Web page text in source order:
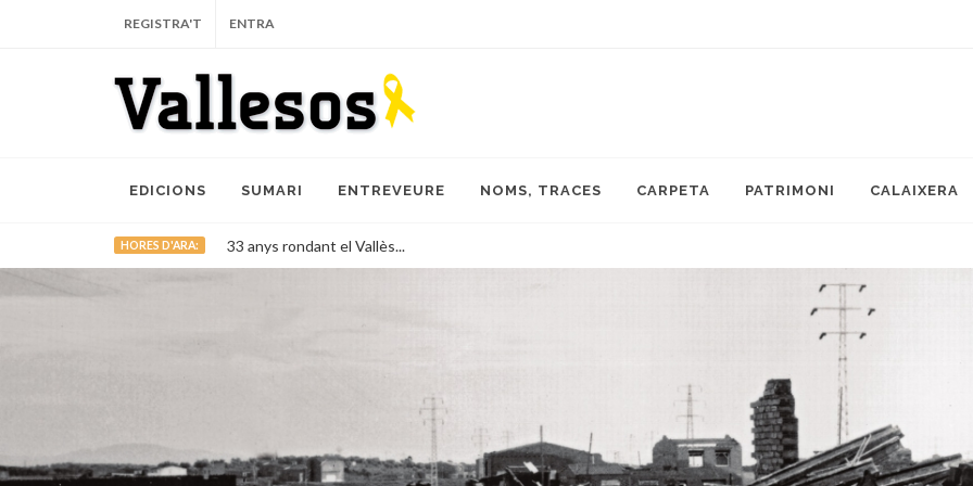
REGISTRA'T ENTRA
EDICIONS SUMARI ENTREVEURE NOMS, TRACES CARPETA PATRIMONI CALAIXERA
HORES D'ARA:
33 anys rondant el Vallès...